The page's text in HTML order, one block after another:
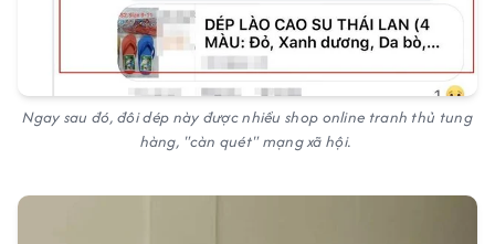
Ngay sau đó, đôi dép này được nhiều shop online tranh thủ tung
hàng, "càn quét" mạng xã hội.